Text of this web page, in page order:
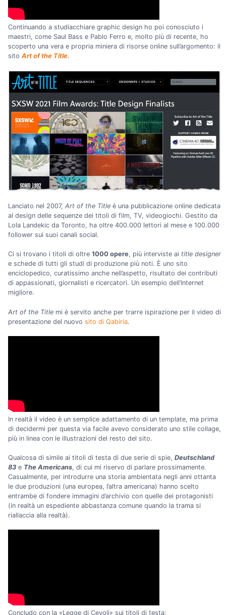
Continuando a studiacchiare graphic design ho poi conosciuto i
maestri, come Saul Bass e Pablo Ferro e, molto più di recente, ho
scoperto una vera e propria miniera di risorse online sull’argomento: il
sito Art of the Title.
Lanciato nel 2007, Art of the Title è una pubblicazione online dedicata
al design delle sequenze dei titoli di film, TV, videogiochi. Gestito da
Lola Landekic da Toronto, ha oltre 400.000 lettori al mese e 100.000
follower sui suoi canali social.
Ci si trovano i titoli di oltre 1000 opere, più interviste ai title designer
e schede di tutti gli studi di produzione più noti. È uno sito
enciclopedico, curatissimo anche nell’aspetto, risultato dei contributi
di appassionati, giornalisti e ricercatori. Un esempio dell’Internet
migliore.
Art of the Title mi è servito anche per trarre ispirazione per il video di
presentazione del nuovo sito di Qabiria.
In realtà il video è un semplice adattamento di un template, ma prima
di decidermi per questa via facile avevo considerato uno stile collage,
più in linea con le illustrazioni del resto del sito.
Qualcosa di simile ai titoli di testa di due serie di spie, Deutschland
83 e The Americans, di cui mi riservo di parlare prossimamente.
Casualmente, per introdurre una storia ambientata negli anni ottanta
le due produzioni (una europea, l’altra americana) hanno scelto
entrambe di fondere immagini d’archivio con quelle dei protagonisti
(in realtà un espediente abbastanza comune quando la trama si
riallaccia alla realtà).
Concludo con la «Legge di Cevoli» sui titoli di testa: